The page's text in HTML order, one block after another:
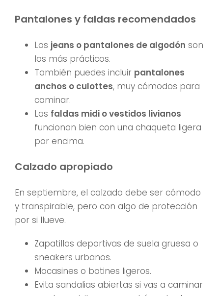
Pantalones y faldas recomendados
Los jeans o pantalones de algodón son
los más prácticos.
También puedes incluir pantalones
anchos o culottes, muy cómodos para
caminar.
Las faldas midi o vestidos livianos
funcionan bien con una chaqueta ligera
por encima.
Calzado apropiado
En septiembre, el calzado debe ser cómodo
y transpirable, pero con algo de protección
por si llueve.
Zapatillas deportivas de suela gruesa o
sneakers urbanos.
Mocasines o botines ligeros.
Evita sandalias abiertas si vas a caminar